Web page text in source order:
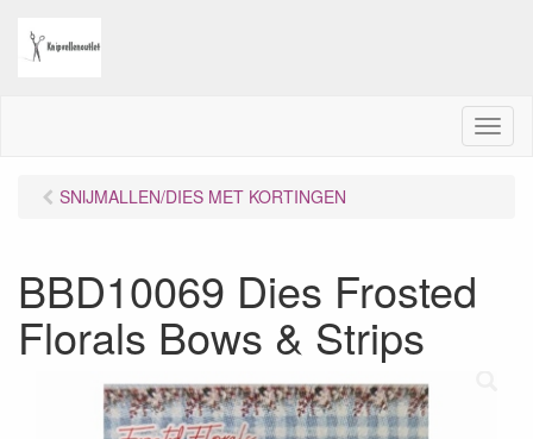
M
e
SNIJMALLEN/DIES MET KORTINGEN
BBD10069 Dies Frosted
Florals Bows & Strips